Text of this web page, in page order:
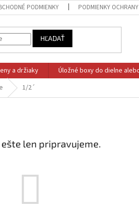
PODMIENKY PODMIENKY OCHRANY
HĽADAŤ
a držiaky Úložné boxy do dielne
1/2´
len pripravujeme.